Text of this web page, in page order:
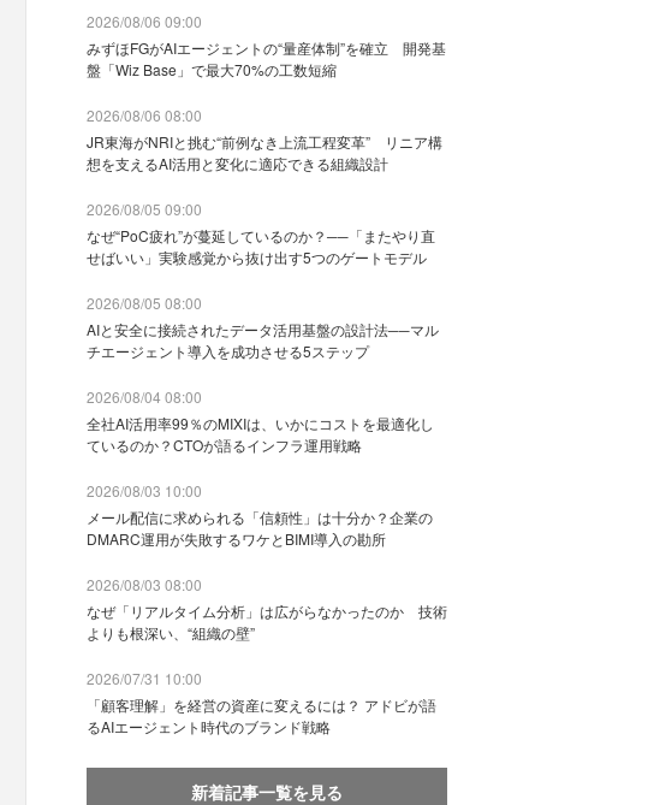
2026/08/06 09:00
みずほFGがAIエージェントの“量産体制”を確立 開発基
盤「Wiz Base」で最大70%の工数短縮
2026/08/06 08:00
JR東海がNRIと挑む“前例なき上流工程変革” リニア構
想を支えるAI活用と変化に適応できる組織設計
2026/08/05 09:00
なぜ“PoC疲れ”が蔓延しているのか？──「またやり直
せばいい」実験感覚から抜け出す5つのゲートモデル
2026/08/05 08:00
AIと安全に接続されたデータ活用基盤の設計法──マル
チエージェント導入を成功させる5ステップ
2026/08/04 08:00
全社AI活用率99％のMIXIは、いかにコストを最適化し
ているのか？CTOが語るインフラ運用戦略
2026/08/03 10:00
メール配信に求められる「信頼性」は十分か？企業の
DMARC運用が失敗するワケとBIMI導入の勘所
2026/08/03 08:00
なぜ「リアルタイム分析」は広がらなかったのか 技術
よりも根深い、“組織の壁”
2026/07/31 10:00
「顧客理解」を経営の資産に変えるには？ アドビが語
るAIエージェント時代のブランド戦略
新着記事一覧を見る